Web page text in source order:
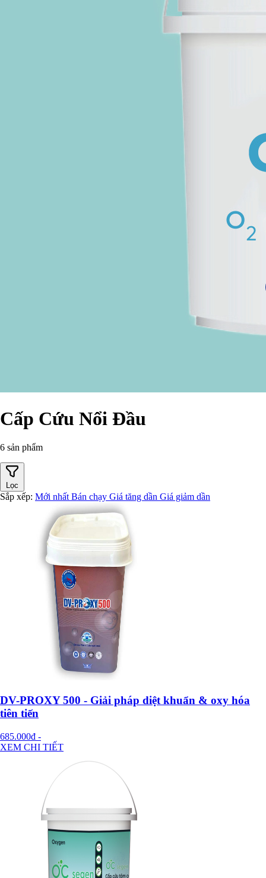
Cấp Cứu Nổi Đầu
6 sản phẩm
Lọc
Sắp xếp: Mới nhất Bán chạy Giá tăng dần Giá giảm dần
DV-PROXY 500 - Giải pháp diệt khuẩn & oxy hóa
tiên tiến
685.000đ -
XEM CHI TIẾT